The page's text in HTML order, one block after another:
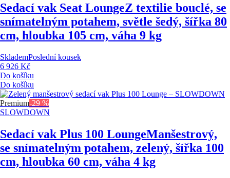
Sedací vak Seat LoungeZ textilie bouclé, se
snímatelným potahem, světle šedý, šířka 80
cm, hloubka 105 cm, váha 9 kg
SklademPoslední kousek
6 926 Kč
Do košíku
Do košíku
Premium-29 %
SLOWDOWN
Sedací vak Plus 100 LoungeManšestrový,
se snímatelným potahem, zelený, šířka 100
cm, hloubka 60 cm, váha 4 kg